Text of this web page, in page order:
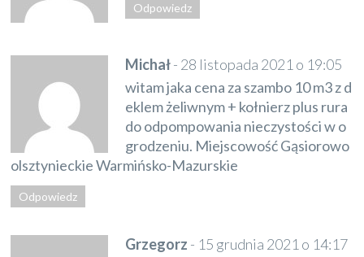
Odpowiedz
Michał- 28 listopada 2021 o 19:05
witam jaka cena za szambo 10 m3 z d
eklem żeliwnym + kołnierz plus rura
do odpompowania nieczystości w o
grodzeniu. Miejscowość Gąsiorowo
olsztynieckie Warmińsko-Mazurskie
Odpowiedz
Grzegorz - 15 grudnia 2021 o 14:17